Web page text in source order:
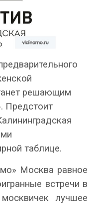
решающим
Предстоит
таблице.
Москва равное
встречи в
лучшее